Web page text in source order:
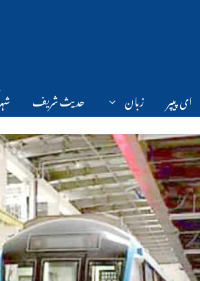
ای پیپر زبان حدیث شریف